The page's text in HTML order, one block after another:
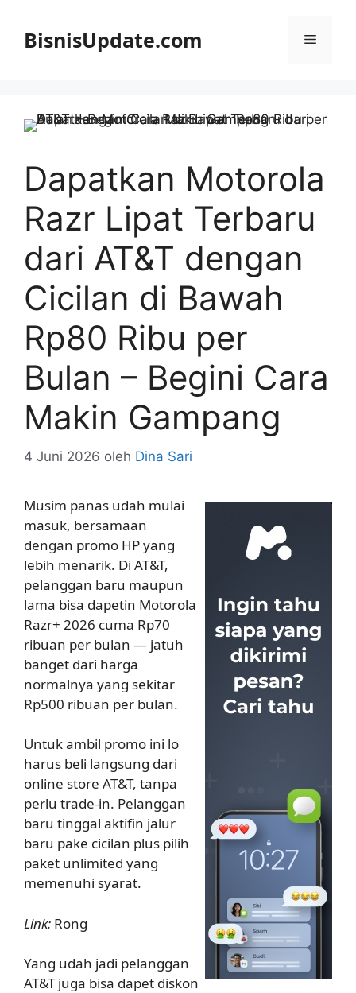
BisnisUpdate.com Menu
Dapatkan Motorola
Razr Lipat Terbaru
dari AT&T dengan
Cicilan di Bawah
Rp80 Ribu per
Bulan – Begini Cara
Makin Gampang
4 Juni 2026 oleh Dina Sari
Musim panas udah mulai
masuk, bersamaan
dengan promo HP yang
lebih menarik. Di AT&T,
pelanggan baru maupun
lama bisa dapetin Motorola
Razr+ 2026 cuma Rp70
ribuan per bulan — jatuh
banget dari harga
normalnya yang sekitar
Rp500 ribuan per bulan.
Untuk ambil promo ini lo
harus beli langsung dari
online store AT&T, tanpa
perlu trade-in. Pelanggan
baru tinggal aktifin jalur
baru pake cicilan plus pilih
paket unlimited yang
memenuhi syarat.
Link: Rong
Yang udah jadi pelanggan
AT&T juga bisa dapet diskon